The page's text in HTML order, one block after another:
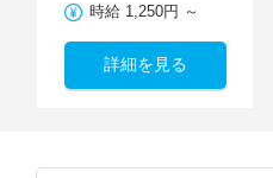
時給 1,250円 ～
詳細を見る